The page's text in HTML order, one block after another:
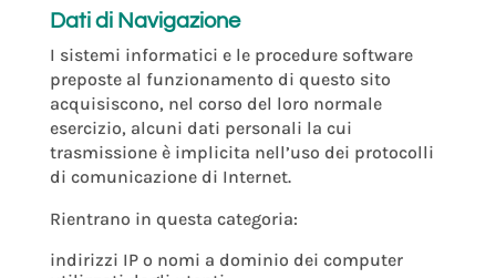
Dati di Navigazione
I sistemi informatici e le procedure software
preposte al funzionamento di questo sito
acquisiscono, nel corso del loro normale
esercizio, alcuni dati personali la cui
trasmissione è implicita nell’uso dei protocolli
di comunicazione di Internet.
Rientrano in questa categoria:
indirizzi IP o nomi a dominio dei computer